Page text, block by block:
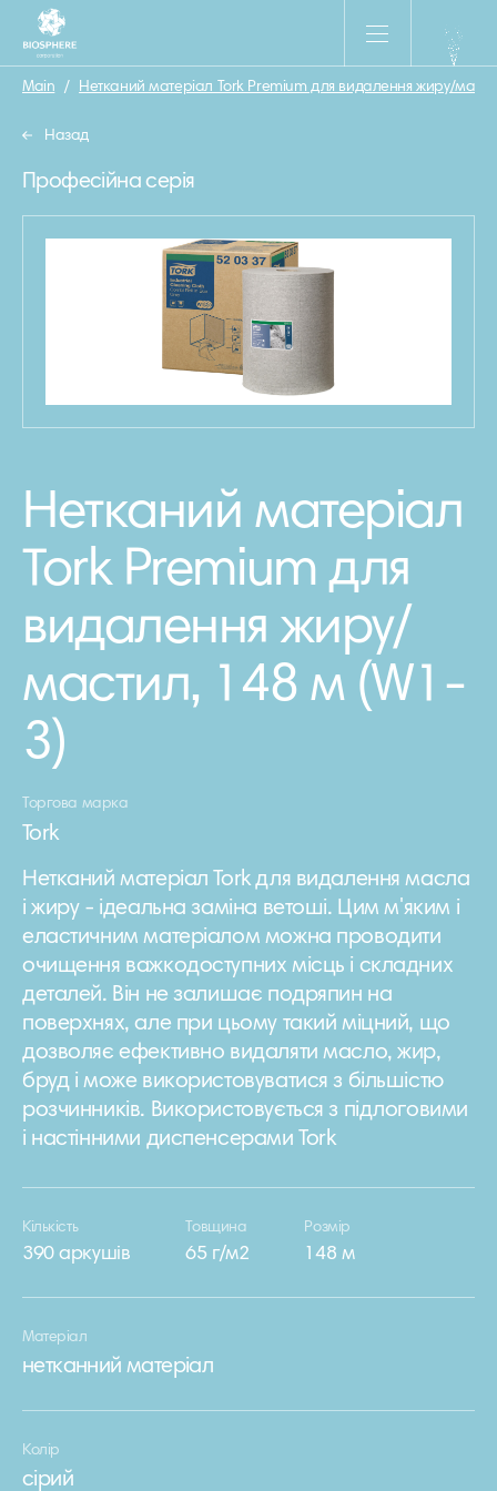
Main / Нетканий матеріал Tork Premium для видалення жиру/
Назад
Професійна серія
Нетканий матеріал
Tork Premium для
видалення жиру/
мастил, 148 м (W1-
3)
Торгова марка
Tork
Нетканий матеріал Tork для видалення масла
і жиру - ідеальна заміна ветоші. Цим м'яким і
еластичним матеріалом можна проводити
очищення важкодоступних місць і складних
деталей. Він не залишає подряпин на
поверхнях, але при цьому такий міцний, що
дозволяє ефективно видаляти масло, жир,
бруд і може використовуватися з більшістю
розчинників. Використовується з підлоговими
і настінними диспенсерами Tork
Кількість
390 аркушів
Товщина
65 г/м2
Розмір
148 м
Матеріал
нетканний матеріал
Колір
сірий